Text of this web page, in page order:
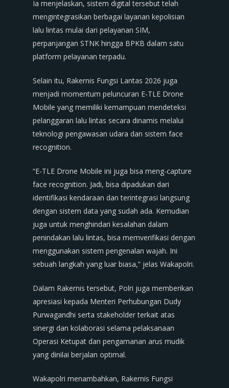
Ia menjelaskan, sistem digital tersebut telah
mengintegrasikan berbagai layanan kepolisian
lalu lintas mulai dari pelayanan SIM,
perpanjangan STNK hingga BPKB dalam satu
platform pelayanan terpadu.
Selain itu, Rakernis Fungsi Lantas 2026 juga
menjadi momentum peluncuran E-TLE Drone
Mobile yang memiliki kemampuan mendeteksi
pelanggaran lalu lintas secara dinamis melalui
teknologi pengawasan udara dan sistem face
recognition.
“E-TLE Drone Mobile ini juga bisa meng-capture
face recognition. Jadi, bisa dipadukan dari
identifikasi kendaraan dan terintegrasi langsung
dengan sistem data yang sudah ada. Kemudian
juga untuk menghindari kesalahan dalam
penindakan lalu lintas, bisa memverifikasi dengan
menggunakan sistem pengenalan wajah. Ini
sebuah langkah yang luar biasa,” jelas Wakapolri.
Dalam Rakernis tersebut, Polri juga memberikan
apresiasi kepada Menteri Perhubungan Dudy
Purwagandhi serta stakeholder terkait atas
sinergi dan kolaborasi selama pelaksanaan
Operasi Ketupat dan pengamanan arus mudik
yang dinilai berjalan optimal.
Wakapolri menambahkan, Rakernis Fungsi